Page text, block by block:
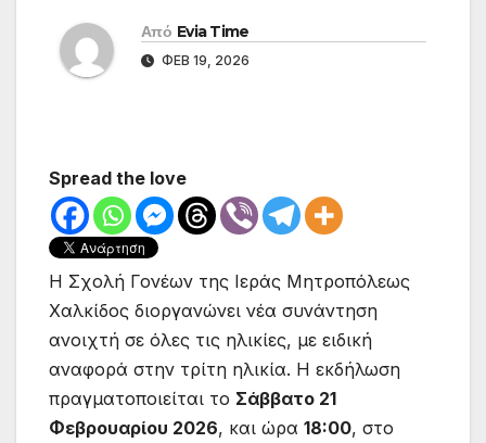
Από Evia Time
ΦΕΒ 19, 2026
Spread the love
Η Σχολή Γονέων της Ιεράς Μητροπόλεως
Χαλκίδος διοργανώνει νέα συνάντηση
ανοιχτή σε όλες τις ηλικίες, με ειδική
αναφορά στην τρίτη ηλικία. Η εκδήλωση
πραγματοποιείται το Σάββατο 21
Φεβρουαρίου 2026, και ώρα 18:00, στο